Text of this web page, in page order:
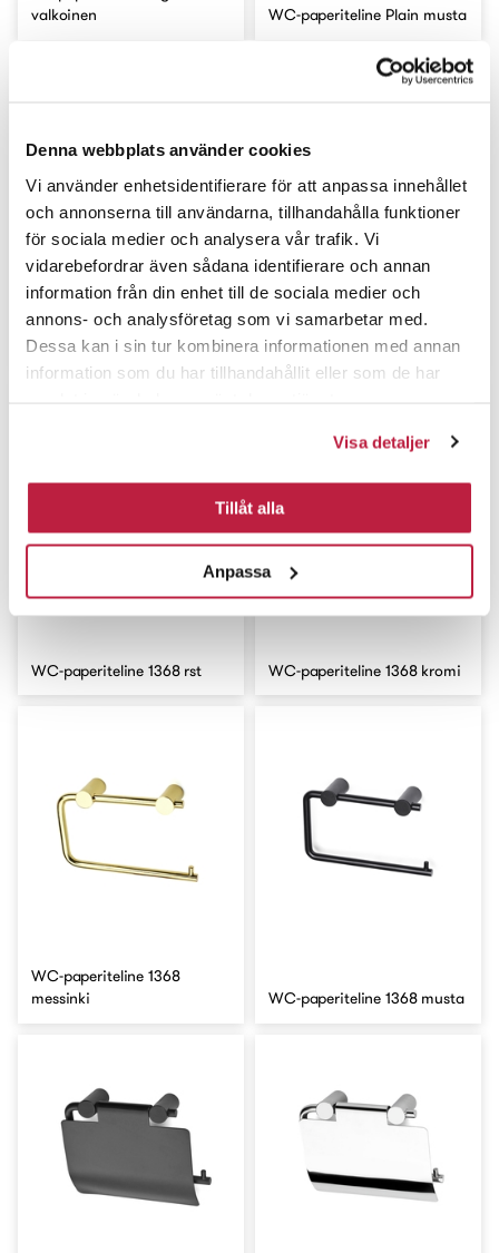
Denna webbplats använder cookies
Vi använder enhetsidentifierare för att anpassa innehållet
och annonserna till användarna, tillhandahålla funktioner
för sociala medier och analysera vår trafik. Vi
vidarebefordrar även sådana identifierare och annan
information från din enhet till de sociala medier och
annons- och analysföretag som vi samarbetar med.
Dessa kan i sin tur kombinera informationen med annan
information som du har tillhandahållit eller som de har
Visa detaljer
Tillåt alla
Anpassa
valkoinen
WC-paperiteline Plain musta
WC-paperiteline Plain rst WC-paperiteline Plain kiill.
WC-paperiteline 1368 rst WC-paperiteline 1368 kromi
WC-paperiteline 1368
messinki
WC-paperiteline 1368 musta